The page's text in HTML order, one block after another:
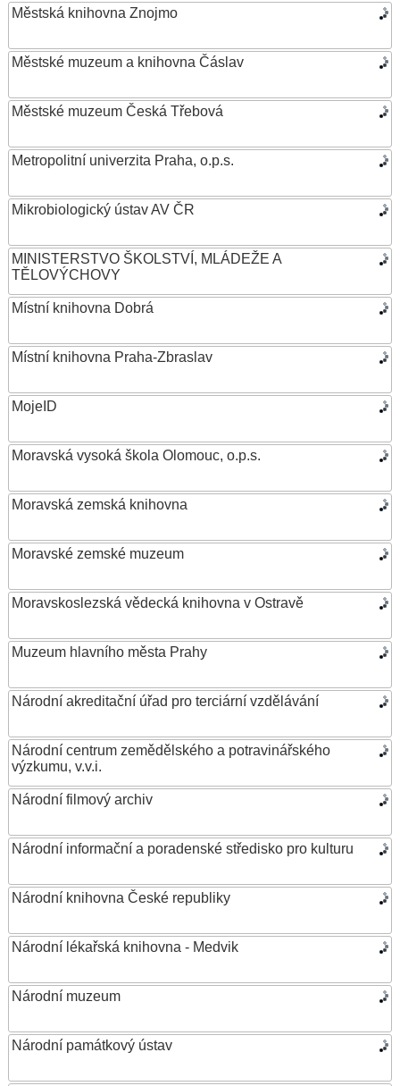
Městská knihovna Znojmo
Městské muzeum a knihovna Čáslav
Městské muzeum Česká Třebová
Metropolitní univerzita Praha, o.p.s.
Mikrobiologický ústav AV ČR
MINISTERSTVO ŠKOLSTVÍ, MLÁDEŽE A
TĚLOVÝCHOVY
Místní knihovna Dobrá
Místní knihovna Praha-Zbraslav
MojeID
Moravská vysoká škola Olomouc, o.p.s.
Moravská zemská knihovna
Moravské zemské muzeum
Moravskoslezská vědecká knihovna v Ostravě
Muzeum hlavního města Prahy
Národní akreditační úřad pro terciární vzdělávání
Národní centrum zemědělského a potravinářského
výzkumu, v.v.i.
Národní filmový archiv
Národní informační a poradenské středisko pro kulturu
Národní knihovna České republiky
Národní lékařská knihovna - Medvik
Národní muzeum
Národní památkový ústav